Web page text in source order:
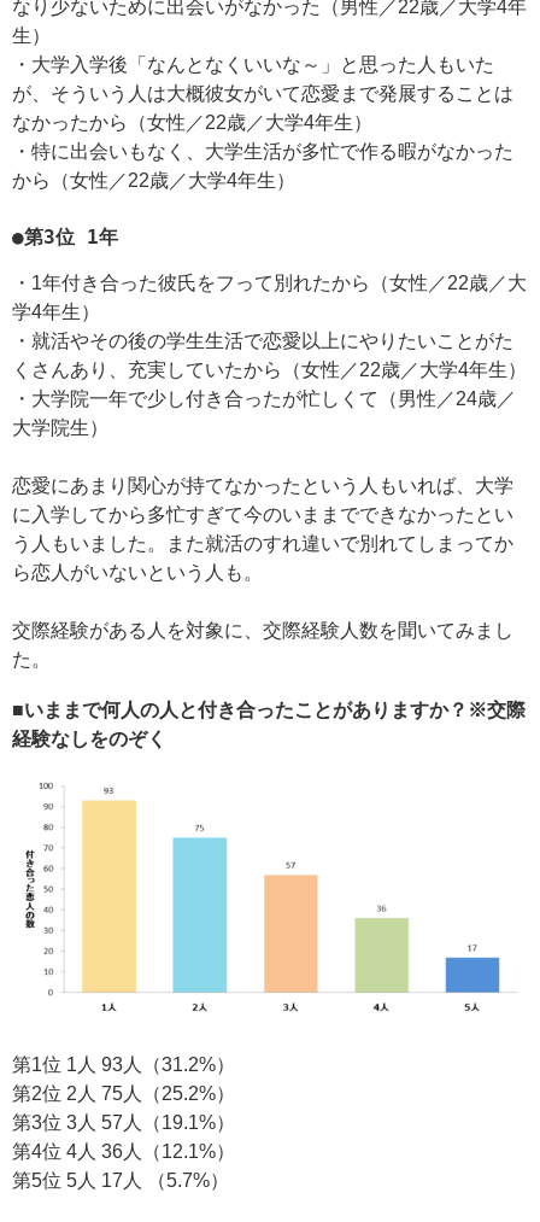
なり少ないために出会いがなかった（男性／22歳／大学4年
生）
・大学入学後「なんとなくいいな～」と思った人もいた
が、そういう人は大概彼女がいて恋愛まで発展することは
なかったから（女性／22歳／大学4年生）
・特に出会いもなく、大学生活が多忙で作る暇がなかった
から（女性／22歳／大学4年生）
●第3位 1年
・1年付き合った彼氏をフって別れたから（女性／22歳／大
学4年生）
・就活やその後の学生生活で恋愛以上にやりたいことがた
くさんあり、充実していたから（女性／22歳／大学4年生）
・大学院一年で少し付き合ったが忙しくて（男性／24歳／
大学院生）
恋愛にあまり関心が持てなかったという人もいれば、大学
に入学してから多忙すぎて今のいままでできなかったとい
う人もいました。また就活のすれ違いで別れてしまってか
ら恋人がいないという人も。
交際経験がある人を対象に、交際経験人数を聞いてみまし
た。
■いままで何人の人と付き合ったことがありますか？※交際
経験なしをのぞく
第1位 1人 93人（31.2%）
第2位 2人 75人（25.2%）
第3位 3人 57人（19.1%）
第4位 4人 36人（12.1%）
第5位 5人 17人 （5.7%）